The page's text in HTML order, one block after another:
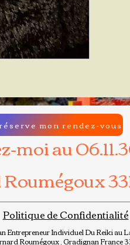
moi au
Roumégoux
mon rendez-vous
Politique de Confidentialité
Entrepreneur IndividuelDu Reiki au
Roumégoux , Gradignan France